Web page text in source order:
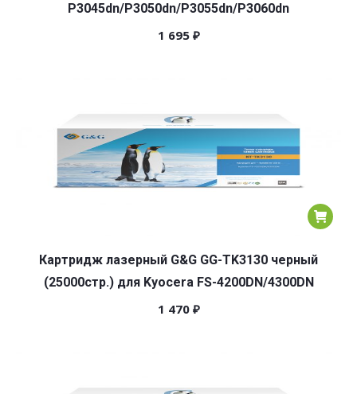
P3045dn/P3050dn/P3055dn/P3060dn
1 695 ₽
Картридж лазерный G&G GG-TK3130 черный
(25000стр.) для Kyocera FS-4200DN/4300DN
1 470 ₽